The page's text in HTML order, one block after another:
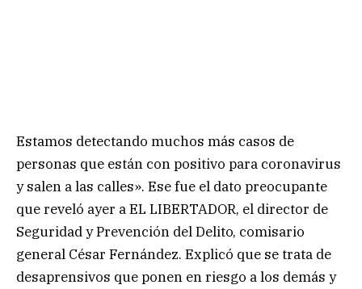
Estamos detectando muchos más casos de
personas que están con positivo para coronavirus
y salen a las calles». Ese fue el dato preocupante
que reveló ayer a EL LIBERTADOR, el director de
Seguridad y Prevención del Delito, comisario
general César Fernández. Explicó que se trata de
desaprensivos que ponen en riesgo a los demás y